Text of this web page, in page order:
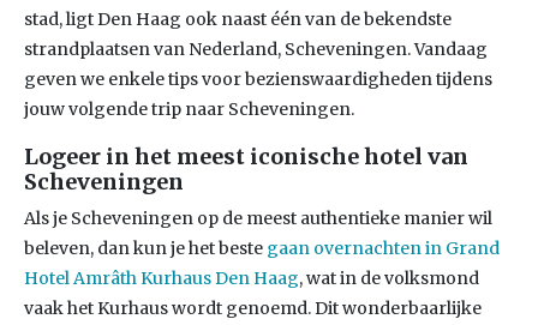
stad, ligt Den Haag ook naast één van de bekendste
strandplaatsen van Nederland, Scheveningen. Vandaag
geven we enkele tips voor bezienswaardigheden tijdens
jouw volgende trip naar Scheveningen.
Logeer in het meest iconische hotel van
Scheveningen
Als je Scheveningen op de meest authentieke manier wil
beleven, dan kun je het beste gaan overnachten in Grand
Hotel Amrâth Kurhaus Den Haag, wat in de volksmond
vaak het Kurhaus wordt genoemd. Dit wonderbaarlijke